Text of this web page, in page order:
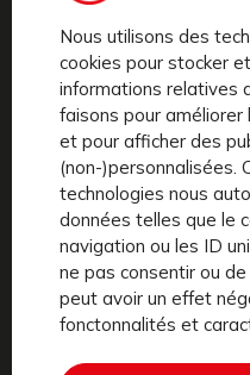
Nous utilisons des
cookies pour stocker
informations relatives
faisons pour améliorer
et pour afficher des
(non-)personnalisées.
technologies nous
données telles que le
navigation ou les ID
ne pas consentir ou
peut avoir un effet
fonctonnalités et
EASY 6 MOIS
Économisez de
fonction de votre
Durée : 6 mois
reconduction